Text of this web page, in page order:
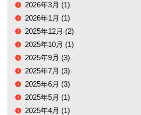
2026年3月 (1)
2026年1月 (1)
2025年12月 (2)
2025年10月 (1)
2025年9月 (3)
2025年7月 (3)
2025年6月 (3)
2025年5月 (1)
2025年4月 (1)